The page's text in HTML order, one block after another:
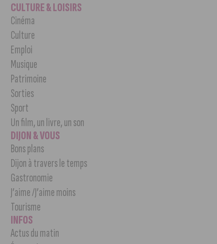
CULTURE & LOISIRS
Cinéma
Culture
Emploi
Musique
Patrimoine
Sorties
Sport
Un film, un livre, un son
DIJON & VOUS
Bons plans
Dijon à travers le temps
Gastronomie
J’aime /J’aime moins
Tourisme
INFOS
Actus du matin